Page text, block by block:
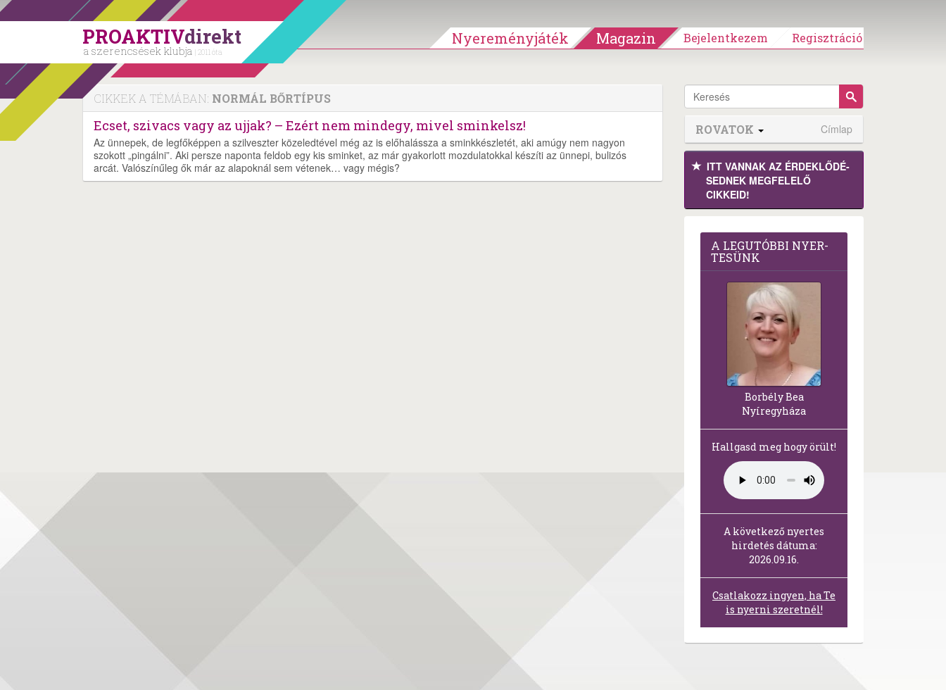
PROAKTIVdirekt
a szerencsések klubja | 2011 óta
Nyereményjáték Magazin Bejelentkezem Regisztráció
CIKKEK A TÉMÁBAN: NORMÁL BŐRTÍPUS
Ecset, szivacs vagy az ujjak? – Ezért nem mindegy, mivel sminkelsz!
Az ünnepek, de legfőképpen a szilveszter közeledtével még az is előhalássza a sminkkészletét, aki amúgy nem nagyon
szokott „pingálni”. Aki persze naponta feldob egy kis sminket, az már gyakorlott mozdulatokkal készíti az ünnepi, bulizós
arcát. Valószínűleg ők már az alapoknál sem vétenek… vagy mégis?
ROVATOK Címlap
ITT VANNAK AZ ÉRDEK­LŐDÉ­
SEDNEK MEGFE­LELŐ
CIKKEID!
A LEG­U­TÓB­BI NYER­
TE­SÜNK
Borbély Bea
Nyíregyháza
Hallgasd meg hogy örült!
A következő nyertes
hirdetés dátuma:
2026.09.16.
Csatlakozz ingyen, ha Te
is nyerni szeretnél!